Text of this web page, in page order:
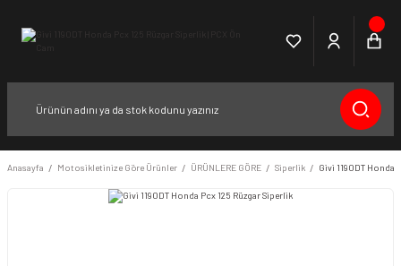
Anasayfa Motosikletinize Göre Ürünler ÜRÜNLERE GÖRE Siperlik Givi 1190DT Honda